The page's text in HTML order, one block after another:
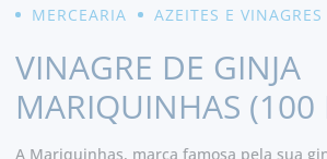
MERCEARIA AZEITES E VINAGRES
VINAGRE DE GINJA
MARIQUINHAS (100
A Mariquinhas, marca famosa pela sua